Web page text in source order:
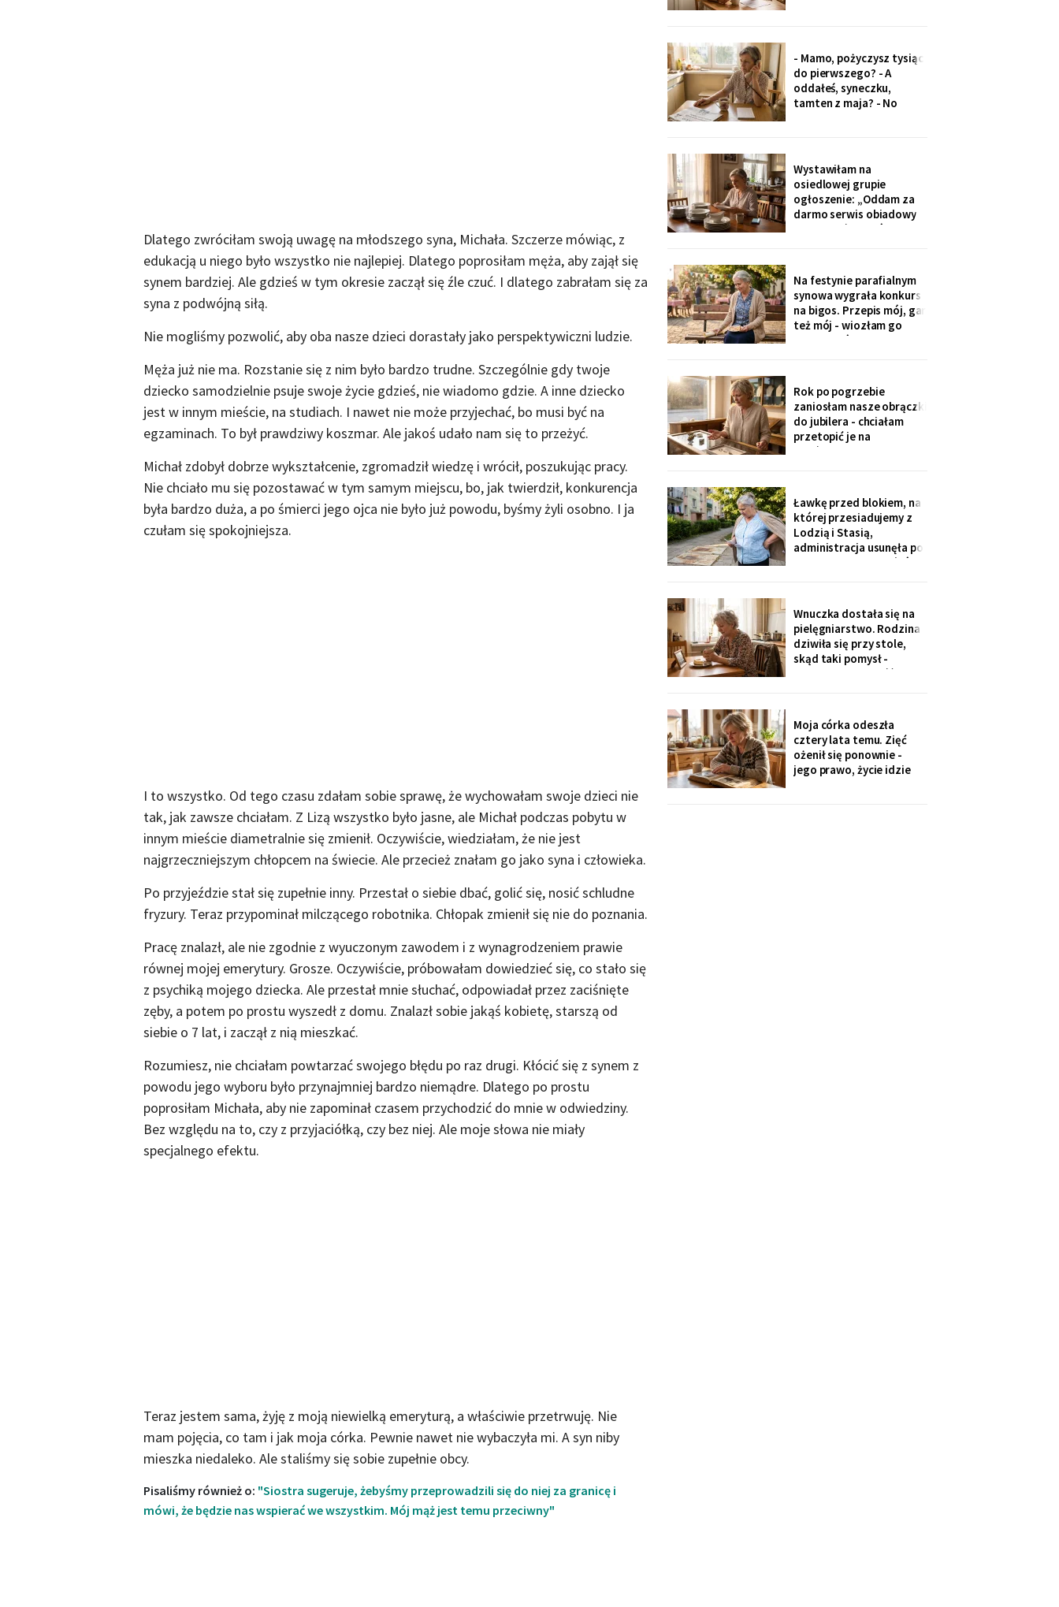
Dlatego zwróciłam swoją uwagę na młodszego syna, Michała. Szczerze mówiąc, z
edukacją u niego było wszystko nie najlepiej. Dlatego poprosiłam męża, aby zajął się
synem bardziej. Ale gdzieś w tym okresie zaczął się źle czuć. I dlatego zabrałam się za
syna z podwójną siłą.
Nie mogliśmy pozwolić, aby oba nasze dzieci dorastały jako perspektywiczni ludzie.
Męża już nie ma. Rozstanie się z nim było bardzo trudne. Szczególnie gdy twoje
dziecko samodzielnie psuje swoje życie gdzieś, nie wiadomo gdzie. A inne dziecko
jest w innym mieście, na studiach. I nawet nie może przyjechać, bo musi być na
egzaminach. To był prawdziwy koszmar. Ale jakoś udało nam się to przeżyć.
Michał zdobył dobrze wykształcenie, zgromadził wiedzę i wrócił, poszukując pracy.
Nie chciało mu się pozostawać w tym samym miejscu, bo, jak twierdził, konkurencja
była bardzo duża, a po śmierci jego ojca nie było już powodu, byśmy żyli osobno. I ja
czułam się spokojniejsza.
I to wszystko. Od tego czasu zdałam sobie sprawę, że wychowałam swoje dzieci nie
tak, jak zawsze chciałam. Z Lizą wszystko było jasne, ale Michał podczas pobytu w
innym mieście diametralnie się zmienił. Oczywiście, wiedziałam, że nie jest
najgrzeczniejszym chłopcem na świecie. Ale przecież znałam go jako syna i człowieka.
Po przyjeździe stał się zupełnie inny. Przestał o siebie dbać, golić się, nosić schludne
fryzury. Teraz przypominał milczącego robotnika. Chłopak zmienił się nie do poznania.
Pracę znalazł, ale nie zgodnie z wyuczonym zawodem i z wynagrodzeniem prawie
równej mojej emerytury. Grosze. Oczywiście, próbowałam dowiedzieć się, co stało się
z psychiką mojego dziecka. Ale przestał mnie słuchać, odpowiadał przez zaciśnięte
zęby, a potem po prostu wyszedł z domu. Znalazł sobie jakąś kobietę, starszą od
siebie o 7 lat, i zaczął z nią mieszkać.
Rozumiesz, nie chciałam powtarzać swojego błędu po raz drugi. Kłócić się z synem z
powodu jego wyboru było przynajmniej bardzo niemądre. Dlatego po prostu
poprosiłam Michała, aby nie zapominał czasem przychodzić do mnie w odwiedziny.
Bez względu na to, czy z przyjaciółką, czy bez niej. Ale moje słowa nie miały
specjalnego efektu.
Teraz jestem sama, żyję z moją niewielką emeryturą, a właściwie przetrwuję. Nie
mam pojęcia, co tam i jak moja córka. Pewnie nawet nie wybaczyła mi. A syn niby
mieszka niedaleko. Ale staliśmy się sobie zupełnie obcy.
Pisaliśmy również o: "Siostra sugeruje, żebyśmy przeprowadzili się do niej za granicę i
mówi, że będzie nas wspierać we wszystkim. Mój mąż jest temu przeciwny"
to tatowe pieniądze, a
tata by chciał pomagać
nam, nie tobie".
- Mamo, pożyczysz tysiąc
do pierwszego? - A
oddałeś, syneczku,
tamten z maja? - No
później zadzwoniła
synowa. Zaczęła od tego,
że „babcia podobno robi
problemy".
Wystawiłam na
osiedlowej grupie
ogłoszenie: „Oddam za
darmo serwis obiadowy
na dwanaście osób,
kogo nakrywać". W dwie
godziny napisało
czterdzieści obcych osób.
Z rodziny - nikt, choć
wszyscy tam siedzą.
Na festynie parafialnym
synowa wygrała konkurs
na bigos. Przepis mój, gar
też mój - wiozłam go
rano taksówką, żeby się
mikrofonu: „to stary
przepis z mojej rodziny".
Klaskałam razem ze
wszystkimi.
Rok po pogrzebie
zaniosłam nasze obrączki
do jubilera - chciałam
przetopić je na
pierścionek dla wnuczki.
cicho: „Pani jest złota.
Męża - pozłacana, dobra
imitacja, robota sprzed
lat".
Ławkę przed blokiem, na
której przesiadujemy z
Lodzią i Stasią,
administracja usunęła po
„skargach mieszkańców"
jedenaście podpisów.
Rozpoznałam charakter
pisma córki - ma tu
kawalerkę pod wynajem.
„Mamo, bez przesady
Wnuczka dostała się na
pielęgniarstwo. Rodzina
dziwiła się przy stole,
skąd taki pomysł -
przecież mogła „iść na
podnosząc głowy znad
talerza: „bo widziałam,
jak babcia trzy lata
zajmowała się dziadkiem.
Też chcę tak
Moja córka odeszła
cztery lata temu. Zięć
ożenił się ponownie -
jego prawo, życie idzie